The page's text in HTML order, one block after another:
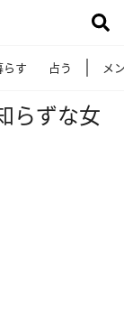
らす 占う メ
らずな女